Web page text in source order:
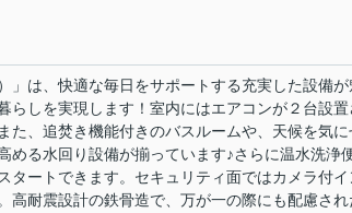
」は、快適な毎日をサポートする充実した設備が
らしを実現します！室内にはエアコンが２台設置
た、追焚き機能付きのバスルームや、天候を気に
める水回り設備が揃っています♪さらに温水洗浄
タートできます。セキュリティ面ではカメラ付イ
高耐震設計の鉄骨造で、万が一の際にも配慮され